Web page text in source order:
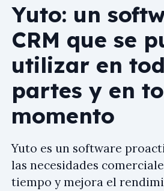
Yuto: un
CRM que se
utilizar en
partes y en
momento
Yuto es un software
las necesidades
tiempo y mejora el